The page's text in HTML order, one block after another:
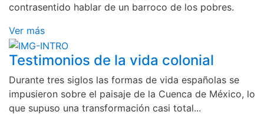
contrasentido hablar de un barroco de los pobres.
Ver más
Testimonios de la vida colonial
Durante tres siglos las formas de vida españolas se
impusieron sobre el paisaje de la Cuenca de México, lo
que supuso una transformación casi total...